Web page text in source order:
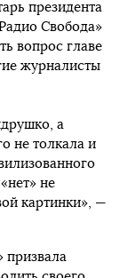
президента
Свобода»
вопрос главе
журналисты
а
не толкала и
не
картинки», —
призвала